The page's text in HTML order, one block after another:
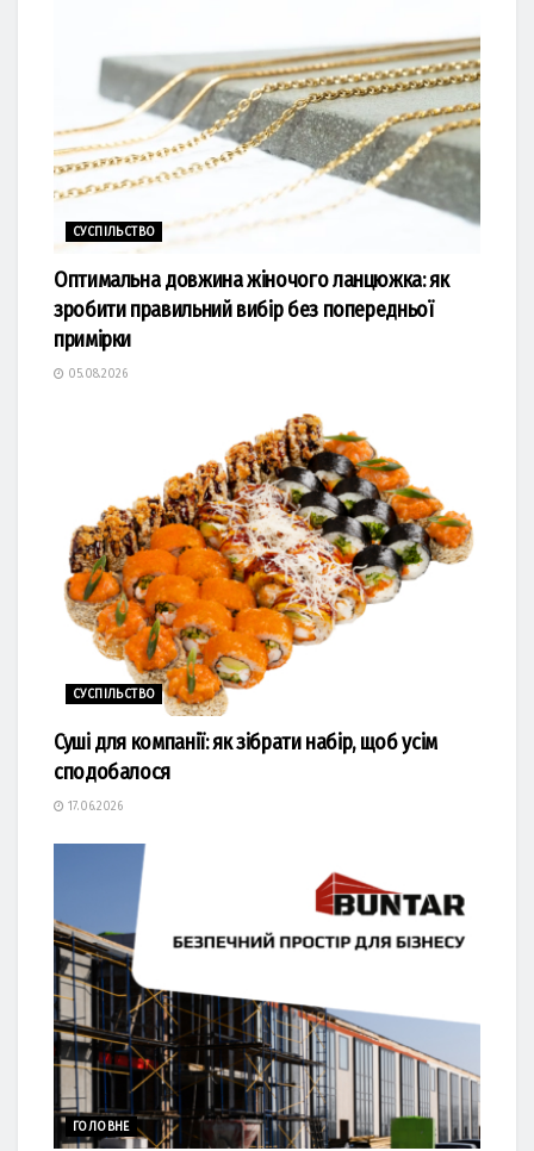
СУСПІЛЬСТВО
Оптимальна довжина жіночого ланцюжка: як
зробити правильний вибір без попередньої
примірки
05.08.2026
СУСПІЛЬСТВО
Суші для компанії: як зібрати набір, щоб усім
сподобалося
17.06.2026
ГОЛОВНЕ